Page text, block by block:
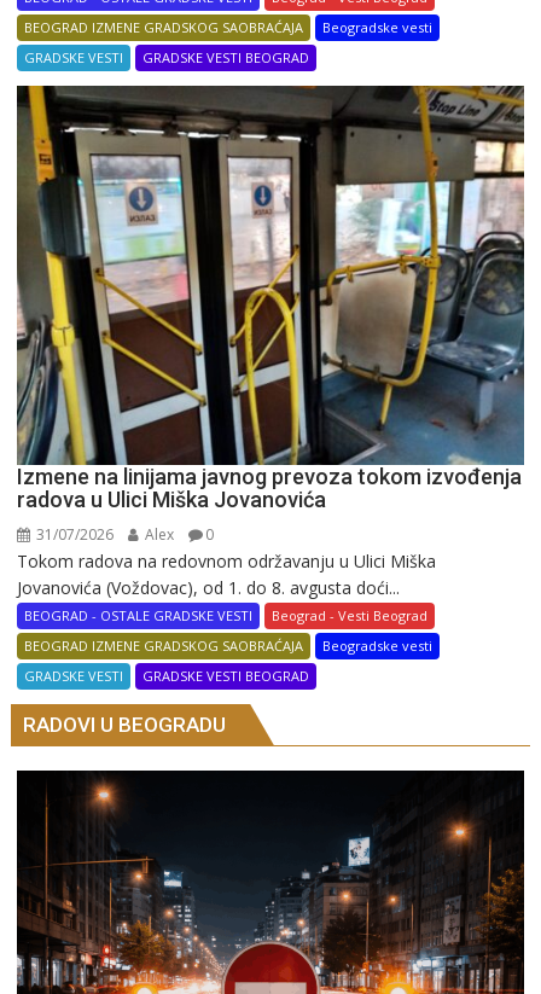
BEOGRAD IZMENE GRADSKOG SAOBRAĆAJA
Beogradske vesti
GRADSKE VESTI
GRADSKE VESTI BEOGRAD
Izmene na linijama javnog prevoza tokom izvođenja
radova u Ulici Miška Jovanovića
31/07/2026 Alex 0
Tokom radova na redovnom održavanju u Ulici Miška
Jovanovića (Voždovac), od 1. do 8. avgusta doći...
BEOGRAD - OSTALE GRADSKE VESTI
Beograd - Vesti Beograd
BEOGRAD IZMENE GRADSKOG SAOBRAĆAJA
Beogradske vesti
GRADSKE VESTI
GRADSKE VESTI BEOGRAD
RADOVI U BEOGRADU